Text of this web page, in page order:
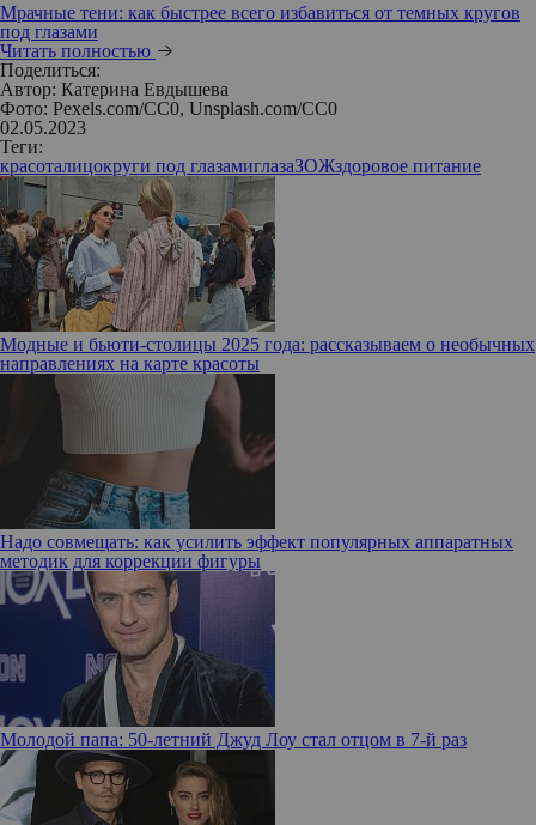
Мрачные тени: как быстрее всего избавиться от темных кругов
под глазами
Читать полностью
Поделиться:
Автор: Катерина Евдышева
Фото: Pexels.com/CC0, Unsplash.com/CC0
02.05.2023
Теги:
красоталицокруги под глазамиглазаЗОЖздоровое питание
Модные и бьюти-столицы 2025 года: рассказываем о необычных
направлениях на карте красоты
Надо совмещать: как усилить эффект популярных аппаратных
методик для коррекции фигуры
Молодой папа: 50-летний Джуд Лоу стал отцом в 7-й раз